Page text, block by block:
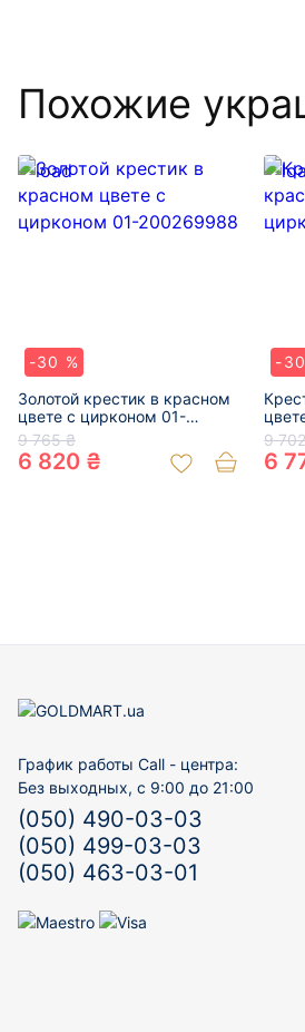
Похожие
-30 %
Золотой крестик в красном
цвете с цирконом 01-
200269988
9 765 ₴
6 820 ₴
-
9
6
График работы Call - центра:
Без выходных, с 9:00 до 21:00
(050) 490-03-03
(050) 499-03-03
(050) 463-03-01